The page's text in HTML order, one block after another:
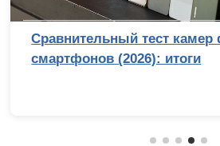
Сравнительный тест камер
смартфонов (2026): итоги